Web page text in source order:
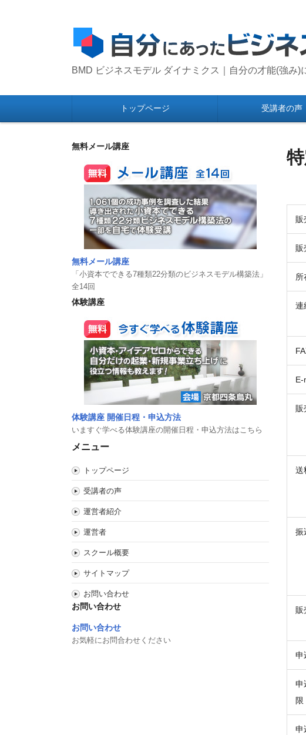
BMD ビジネスモデル ダイナミクス｜自分の才能(強み
ン
トップページ 受講者の声
販
販
所
連
E-
販
送
振
販
申
申
限
申
無料メール講座
無料メール講座
「小資本でできる7種類22分類のビジネスモデル構築法」
全14回
体験講座
体験講座 開催日程・申込方法
いますぐ学べる体験講座の開催日程・申込方法はこちら
メニュー
トップページ
受講者の声
運営者紹介
運営者
スクール概要
サイトマップ
お問い合わせ
お問い合わせ
お問い合わせ
お気軽にお問合わせください